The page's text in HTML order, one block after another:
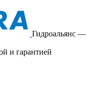
Гидроальянс —
и гарантией